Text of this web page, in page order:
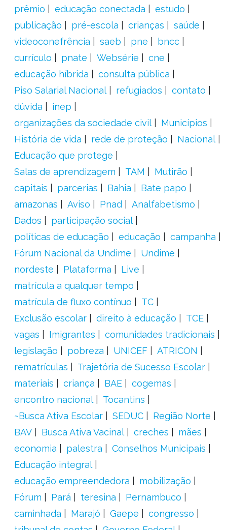
prêmio
educação conectada
estudo
publicação
pré-escola crianças
saúde
videoconefrência
saeb pne
bncc
currículo
pnate Websérie
cne
educação híbrida
consulta pública
Piso Salarial Nacional
refugiados
contato
dúvida
inep
organizações da sociedade civil
Municípios
História de vida
rede de proteção
Nacional
Educação que protege
Salas de aprendizagem
TAM
Mutirão
capitais
parcerias Bahia
Bate papo
amazonas
Aviso Pnad
Analfabetismo
Dados
participação social
políticas de educação
educação
campanha
Fórum Nacional da Undime
Undime
nordeste
Plataforma
Live
matrícula a qualquer tempo
matrícula de fluxo contínuo
TC
Exclusão escolar
direito à educação
TCE
vagas
Imigrantes
comunidades tradicionais
legislação
pobreza UNICEF
ATRICON
rematrículas
Trajetória de Sucesso Escolar
materiais
criança BAE
cogemas
encontro nacional
Tocantins
~Busca Ativa Escolar
SEDUC
Região Norte
BAV
Busca Ativa Vacinal creches
mães
economia
palestra
Conselhos Municipais
Educação integral
educação empreendedora
mobilização
Fórum
Pará teresina
Pernambuco
caminhada
Marajó Gaepe
congresso